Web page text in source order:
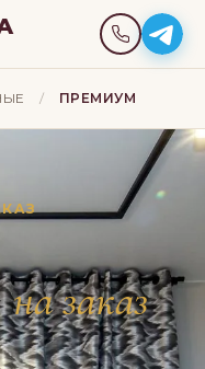
/ ПРЕМИУМ
на заказ